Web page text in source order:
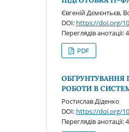
Євгеній Дємєнтьєв,
DOI: https://doi.org/
Переглядів
PDF
ОБҐРУНТУВАННЯ
РОБОТИ В
Ростислав Діденко
DOI: https://doi.org/
Переглядів